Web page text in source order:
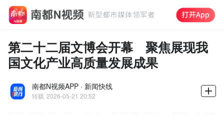
第二十二届文博会开幕 聚焦展现我
国文化产业高质量发展成果
南都N视频APP · 新闻快线
转载 2026-05-21 20:52